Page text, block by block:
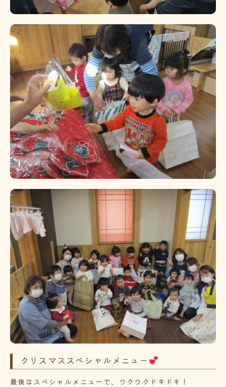
クリスマススペシャルメニュー
最後はスペシャルメニューで、ワクワクドキドキ！